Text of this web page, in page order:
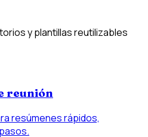
y plantillas reutilizables
reunión
resúmenes rápidos,